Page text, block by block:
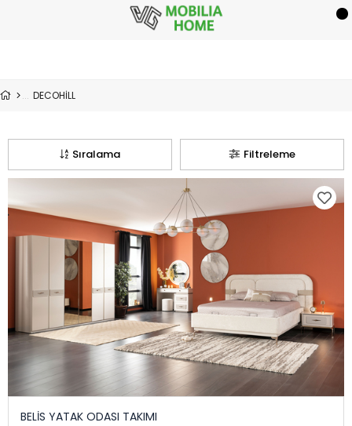
DECOHİLL
Filtreleme
Sıralama
BELİS YATAK ODASI TAKIMI